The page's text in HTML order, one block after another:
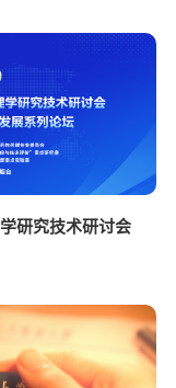
研究技术研讨会